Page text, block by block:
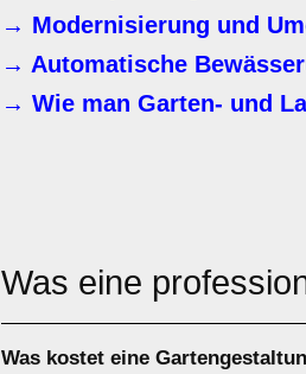
→ Modernisierung und
→ Automatische
→ Wie man Garten- und
Was eine
Was kostet eine